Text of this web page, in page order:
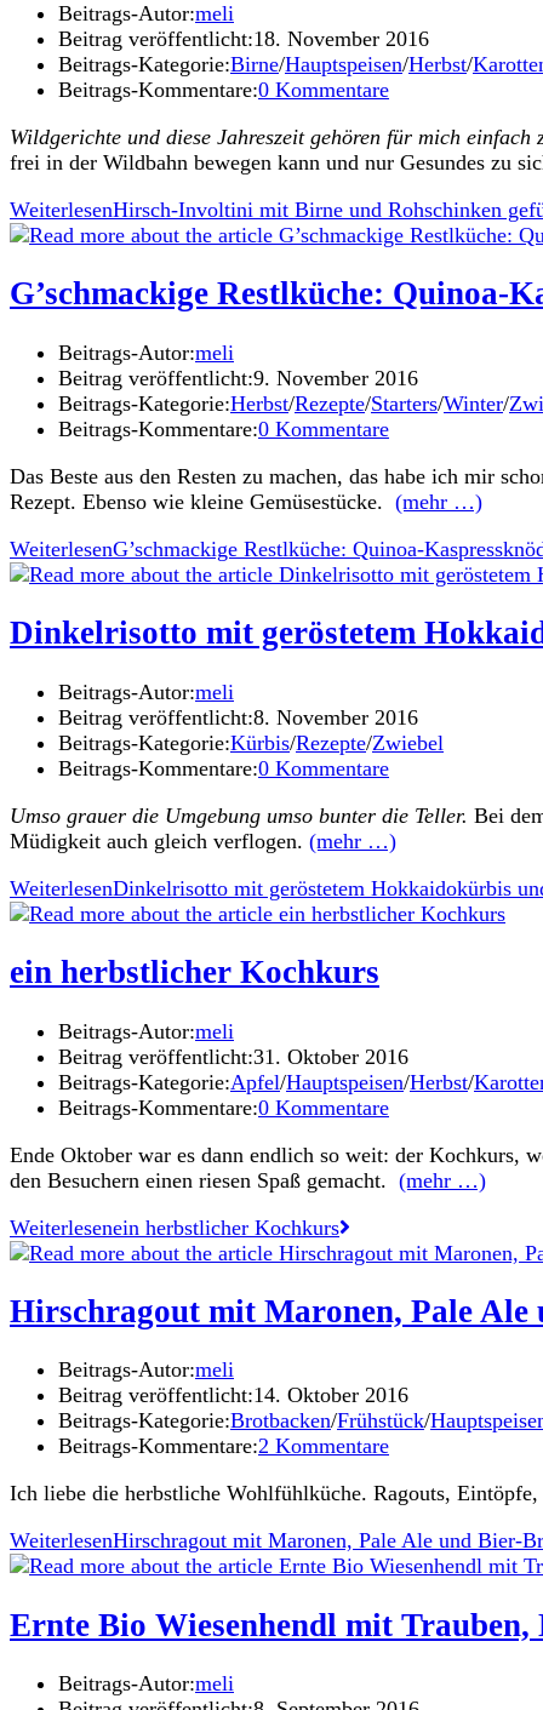
Beitrags-Autor:meli
Beitrag veröffentlicht:18. November 2016
Beitrags-Kategorie:Birne/Hauptspeisen/Herbst/
Beitrags-Kommentare:0 Kommentare
Wildgerichte und diese Jahreszeit gehören für mich einfach
frei in der Wildbahn bewegen kann und nur Gesundes zu
WeiterlesenHirsch-Involtini mit Birne und Rohschinken
G’schmackige Restlküche: Quinoa-
Beitrags-Autor:meli
Beitrag veröffentlicht:9. November 2016
Beitrags-Kategorie:Herbst/Rezepte/Starters/Winter/
Beitrags-Kommentare:0 Kommentare
Das Beste aus den Resten zu machen, das habe ich mir
Rezept. Ebenso wie kleine Gemüsestücke. (mehr …)
WeiterlesenG’schmackige Restlküche: Quinoa-
Dinkelrisotto mit geröstetem
Beitrags-Autor:meli
Beitrag veröffentlicht:8. November 2016
Beitrags-Kategorie:Kürbis/Rezepte/Zwiebel
Beitrags-Kommentare:0 Kommentare
Umso grauer die Umgebung umso bunter die Teller. Bei
Müdigkeit auch gleich verflogen. (mehr …)
WeiterlesenDinkelrisotto mit geröstetem Hokkaidokürbis
ein herbstlicher Kochkurs
Beitrags-Autor:meli
Beitrag veröffentlicht:31. Oktober 2016
Beitrags-Kategorie:Apfel/Hauptspeisen/Herbst/
Beitrags-Kommentare:0 Kommentare
Ende Oktober war es dann endlich so weit: der Kochkurs,
den Besuchern einen riesen Spaß gemacht. (mehr …)
Weiterlesenein herbstlicher Kochkurs
Hirschragout mit Maronen, Pale Ale
Beitrags-Autor:meli
Beitrag veröffentlicht:14. Oktober 2016
Beitrags-Kategorie:Brotbacken/Frühstück/
Beitrags-Kommentare:2 Kommentare
Ich liebe die herbstliche Wohlfühlküche. Ragouts,
WeiterlesenHirschragout mit Maronen, Pale Ale und Bier-
Ernte Bio Wiesenhendl mit Trauben,
Beitrags-Autor:meli